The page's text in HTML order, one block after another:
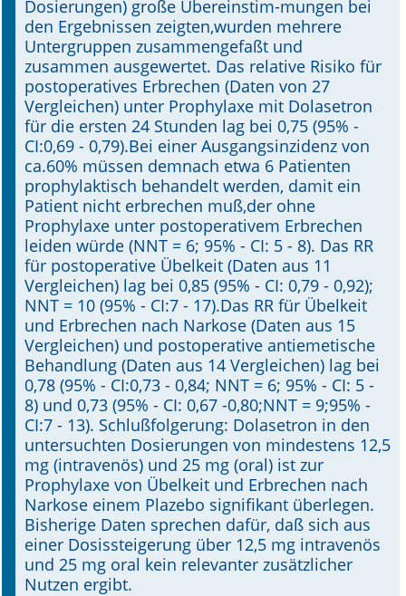
Dosierungen) große Übereinstim-mungen bei
den Ergebnissen zeigten,wurden mehrere
Untergruppen zusammengefaßt und
zusammen ausgewertet. Das relative Risiko für
postoperatives Erbrechen (Daten von 27
Vergleichen) unter Prophylaxe mit Dolasetron
für die ersten 24 Stunden lag bei 0,75 (95% -
CI:0,69 - 0,79).Bei einer Ausgangsinzidenz von
ca.60% müssen demnach etwa 6 Patienten
prophylaktisch behandelt werden, damit ein
Patient nicht erbrechen muß,der ohne
Prophylaxe unter postoperativem Erbrechen
leiden würde (NNT = 6; 95% - CI: 5 - 8). Das RR
für postoperative Übelkeit (Daten aus 11
Vergleichen) lag bei 0,85 (95% - CI: 0,79 - 0,92);
NNT = 10 (95% - CI:7 - 17).Das RR für Übelkeit
und Erbrechen nach Narkose (Daten aus 15
Vergleichen) und postoperative antiemetische
Behandlung (Daten aus 14 Vergleichen) lag bei
0,78 (95% - CI:0,73 - 0,84; NNT = 6; 95% - CI: 5 -
8) und 0,73 (95% - CI: 0,67 -0,80;NNT = 9;95% -
CI:7 - 13). Schlußfolgerung: Dolasetron in den
untersuchten Dosierungen von mindestens 12,5
mg (intravenös) und 25 mg (oral) ist zur
Prophylaxe von Übelkeit und Erbrechen nach
Narkose einem Plazebo signifikant überlegen.
Bisherige Daten sprechen dafür, daß sich aus
einer Dosissteigerung über 12,5 mg intravenös
und 25 mg oral kein relevanter zusätzlicher
Nutzen ergibt.